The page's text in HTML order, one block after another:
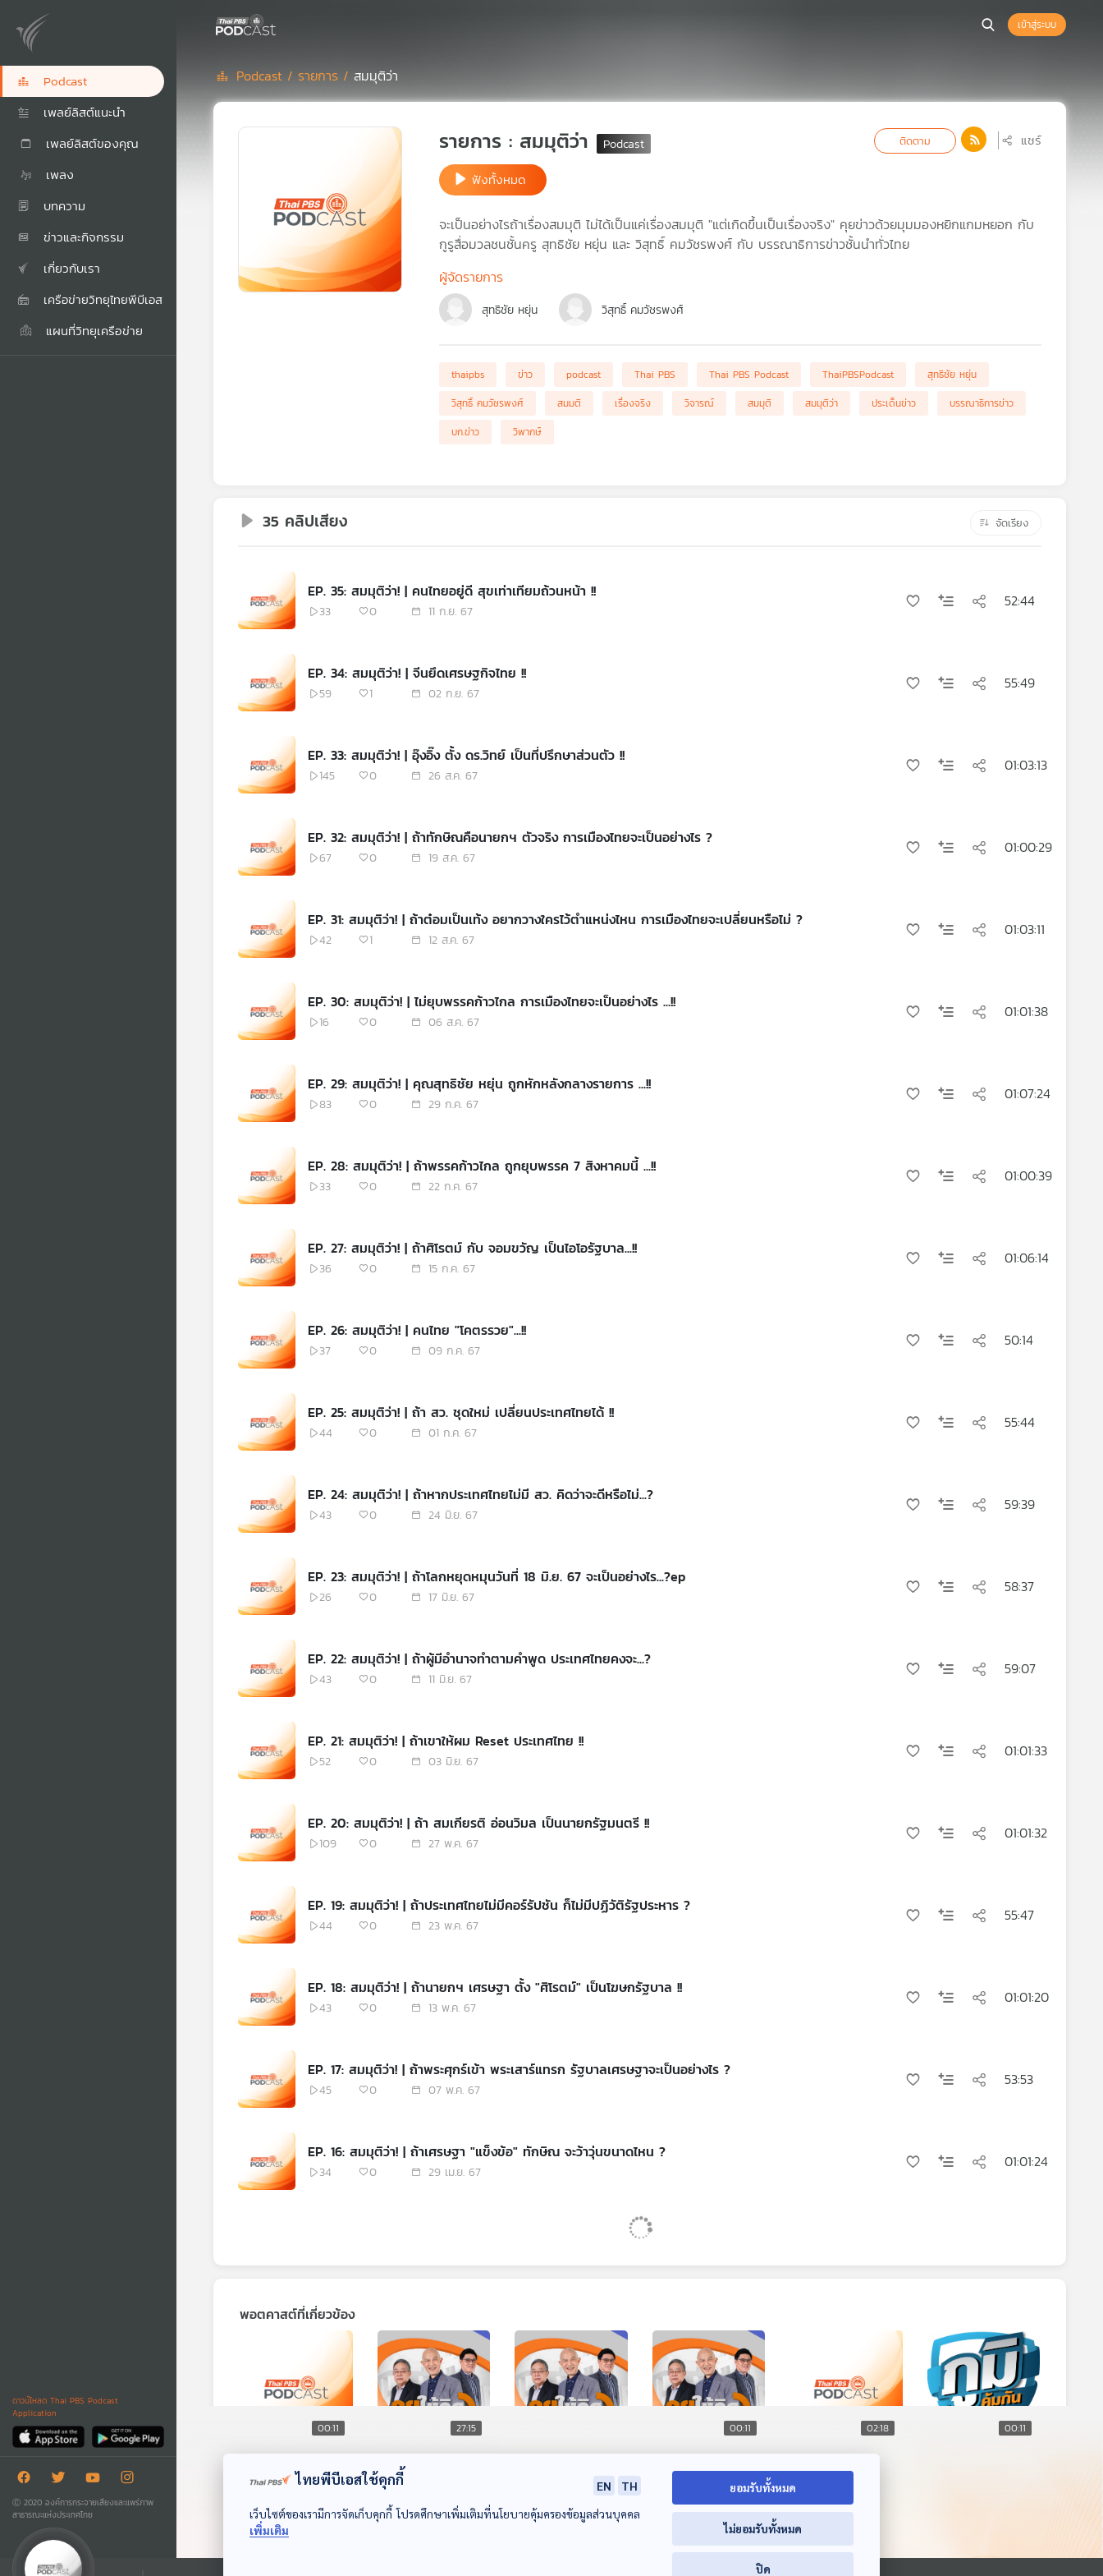
Podcast
เพลย์ลิสต์แนะนำ
เพลย์ลิสต์ของคุณ
เพลง
บทความ
ข่าวและกิจกรรม
เกี่ยวกับเรา
เครือข่ายวิทยุไทยพีบีเอส
แผนที่วิทยุเครือข่าย
ดาวน์โหลด Thai PBS Podcast
Application
Ⓒ 2020 องค์การกระจายเสียงและแพร่ภาพ
สาธารณะแห่งประเทศไทย
เข้าสู่ระบบ
Podcast /รายการ /สมมุติว่า
รายการ : สมมุติว่า ติดตาม แชร์
ฟังทั้งหมด
จะเป็นอย่างไรถ้าเรื่องสมมุติ ไม่ได้เป็นแค่เรื่องสมมุติ "แต่เกิดขึ้นเป็นเรื่องจริง" คุยข่าวด้วยมุมมองหยิกแกมหยอก กับ
กูรูสื่อมวลชนชั้นครู สุทธิชัย หยุ่น และ วิสุทธิ์ คมวัชรพงศ์ กับ บรรณาธิการข่าวชั้นนำทั่วไทย
ผู้จัดรายการ
สุทธิชัย หยุ่น วิสุทธิ์ คมวัชรพงศ์
thaipbs ข่าว podcast Thai PBS Thai PBS Podcast ThaiPBSPodcast
สุทธิชัย หยุ่น
วิสุทธิ์ คมวัชรพงศ์
สมมติ เรื่องจริง วิจารณ์ สมมุติ สมมุติว่า ประเด็นข่าว
บรรณาธิการข่าว
บก.ข่าว
วิพากษ์
35 คลิปเสียง จัดเรียง
EP. 35: สมมุติว่า! | คนไทยอยู่ดี สุขเท่าเทียมถ้วนหน้า !!
33 0 11 ก.ย. 67
52:44
EP. 34: สมมุติว่า! | จีนยึดเศรษฐกิจไทย !!
59 1 02 ก.ย. 67
55:49
EP. 33: สมมุติว่า! | อุ๊งอิ๊ง ตั้ง ดร.วิทย์ เป็นที่ปรึกษาส่วนตัว !!
145 0 26 ส.ค. 67
01:03:13
EP. 32: สมมุติว่า! | ถ้าทักษิณคือนายกฯ ตัวจริง การเมืองไทยจะเป็นอย่างไร ?
67 0 19 ส.ค. 67
01:00:29
EP. 31: สมมุติว่า! | ถ้าต๋อมเป็นเท้ง อยากวางใครไว้ตำแหน่งไหน การเมืองไทยจะเปลี่ยนหรือไม่ ?
42 1 12 ส.ค. 67
01:03:11
EP. 30: สมมุติว่า! | ไม่ยุบพรรคก้าวไกล การเมืองไทยจะเป็นอย่างไร ...!!
16 0 06 ส.ค. 67
01:01:38
EP. 29: สมมุติว่า! | คุณสุทธิชัย หยุ่น ถูกหักหลังกลางรายการ ...!!
83 0 29 ก.ค. 67
01:07:24
EP. 28: สมมุติว่า! | ถ้าพรรคก้าวไกล ถูกยุบพรรค 7 สิงหาคมนี้ ...!!
33 0 22 ก.ค. 67
01:00:39
EP. 27: สมมุติว่า! | ถ้าศิโรตม์ กับ จอมขวัญ เป็นไอโอรัฐบาล...!!
36 0 15 ก.ค. 67
01:06:14
EP. 26: สมมุติว่า! | คนไทย "โคตรรวย"...!!
37 0 09 ก.ค. 67
50:14
EP. 25: สมมุติว่า! | ถ้า สว. ชุดใหม่ เปลี่ยนประเทศไทยได้ !!
44 0 01 ก.ค. 67
55:44
EP. 24: สมมุติว่า! | ถ้าหากประเทศไทยไม่มี สว. คิดว่าจะดีหรือไม่...?
43 0 24 มิ.ย. 67
59:39
EP. 23: สมมุติว่า! | ถ้าโลกหยุดหมุนวันที่ 18 มิ.ย. 67 จะเป็นอย่างไร...?ep
26 0 17 มิ.ย. 67
58:37
EP. 22: สมมุติว่า! | ถ้าผู้มีอำนาจทำตามคำพูด ประเทศไทยคงจะ...?
43 0 11 มิ.ย. 67
59:07
EP. 21: สมมุติว่า! | ถ้าเขาให้ผม Reset ประเทศไทย !!
52 0 03 มิ.ย. 67
01:01:33
EP. 20: สมมุติว่า! | ถ้า สมเกียรติ อ่อนวิมล เป็นนายกรัฐมนตรี !!
109 0 27 พ.ค. 67
01:01:32
EP. 19: สมมุติว่า! | ถ้าประเทศไทยไม่มีคอร์รัปชัน ก็ไม่มีปฏิวัติรัฐประหาร ?
44 0 23 พ.ค. 67
55:47
EP. 18: สมมุติว่า! | ถ้านายกฯ เศรษฐา ตั้ง "ศิโรตม์" เป็นโฆษกรัฐบาล !!
43 0 13 พ.ค. 67
01:01:20
EP. 17: สมมุติว่า! | ถ้าพระศุกร์เข้า พระเสาร์แทรก รัฐบาลเศรษฐาจะเป็นอย่างไร ?
45 0 07 พ.ค. 67
53:53
EP. 16: สมมุติว่า! | ถ้าเศรษฐา "แข็งข้อ" ทักษิณ จะว้าวุ่นขนาดไหน ?
34 0 29 เม.ย. 67
01:01:24
พอตคาสต์ที่เกี่ยวข้อง
00:11
โหลด5
มองจีนมุมใหม่
27:15
EP. 192: คดี Forex
อาจโยง ป้อม ภาวุธ |
ลดขนาดข้าราชการ
ยากที่ต้องทำ | โพย
คุยให้คิด
อคติกับดักทางความ
คิด อย่าเพิ่งรีบสรุป 2
คุยให้คิด
00:11
คุยให้คิด
02:18
EP. 190: การบูรณะ
ปราสาทหินด้วย
เทคนิค อนัสติโลซิส
คุยให้คิด
00:11
ไทยพีบีเอสใช้คุกกี้ EN
TH
เว็บไซต์ของเรามีการจัดเก็บคุกกี้ โปรดศึกษาเพิ่มเติมที่นโยบายคุ้มครองข้อมูลส่วนบุคคล
เพิ่มเติม
ยอมรับทั้งหมด
ไม่ยอมรับทั้งหมด
ปิด